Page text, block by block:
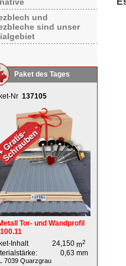
und
sind unser
Paket des Tages
Nr 137105
Tor- und Wandprofil
Inhalt
24,150 m2
0,63 mm
7039 Quarzgrau